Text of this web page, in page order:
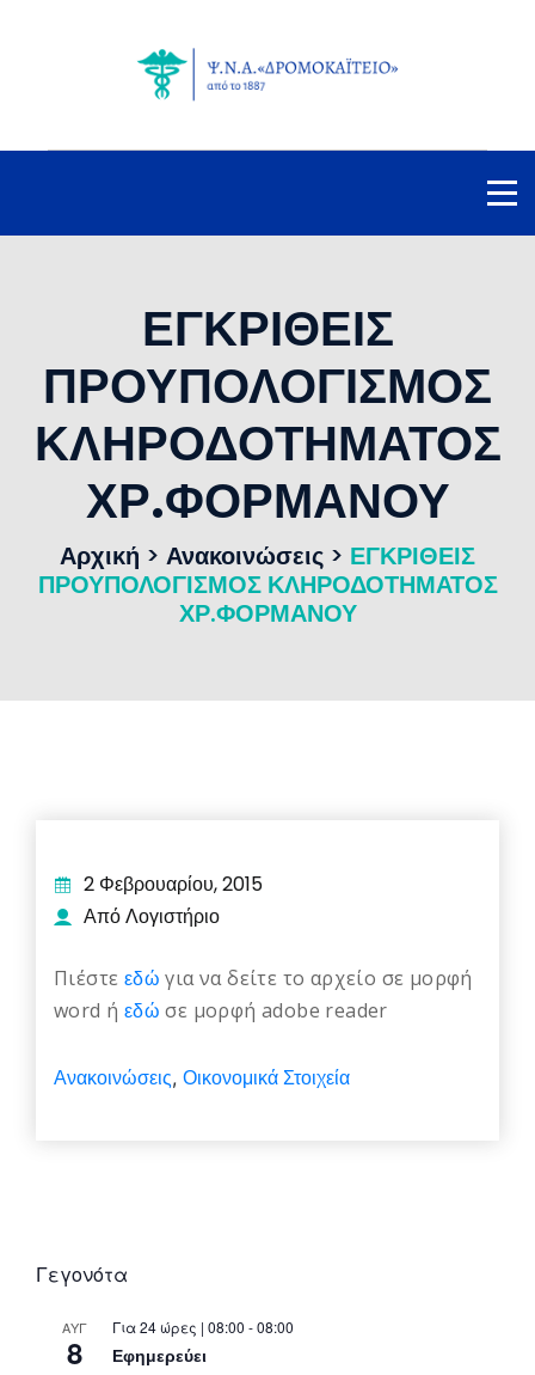
ΕΓΚΡΙΘΕΙΣ
ΠΡΟΥΠΟΛΟΓΙΣΜΟΣ
ΚΛΗΡΟΔΟΤΗΜΑΤΟΣ
ΧΡ.ΦΟΡΜΑΝΟΥ
Αρχική > Ανακοινώσεις > ΕΓΚΡΙΘΕΙΣ
ΠΡΟΥΠΟΛΟΓΙΣΜΟΣ ΚΛΗΡΟΔΟΤΗΜΑΤΟΣ
ΧΡ.ΦΟΡΜΑΝΟΥ
2 Φεβρουαρίου, 2015
Από Λογιστήριο
Πιέστε εδώ για να δείτε το αρχείο σε μορφή
word ή εδώ σε μορφή adobe reader
Ανακοινώσεις, Οικονομικά Στοιχεία
Γεγονότα
ΑΥΓ
8
Για 24 ώρες | 08:00 - 08:00
Εφημερεύει